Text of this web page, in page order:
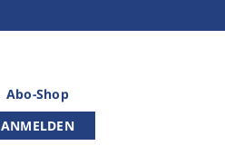
Abo-Shop
ANMELDEN